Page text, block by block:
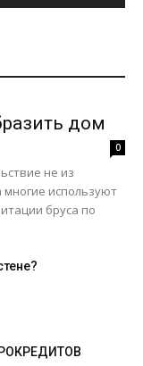
дом
0
не из
используют
бруса по